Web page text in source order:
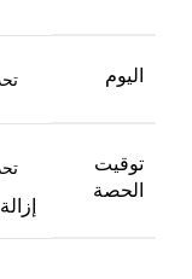
اليوم
توقيت
الحصة
إزالة